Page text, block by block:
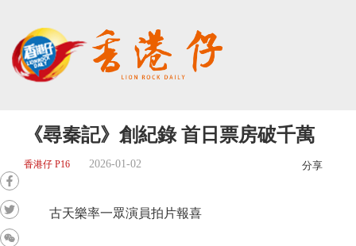
《尋秦記》創紀錄 首日票房破千萬
香港仔 P16 2026-01-02 分享
古天樂率一眾演員拍片報喜